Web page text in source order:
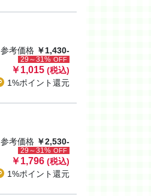
参考価格 ￥1,430-
29～31% OFF
￥1,015 (税込)
1%ポイント還元
参考価格 ￥2,530-
29～31% OFF
￥1,796 (税込)
1%ポイント還元